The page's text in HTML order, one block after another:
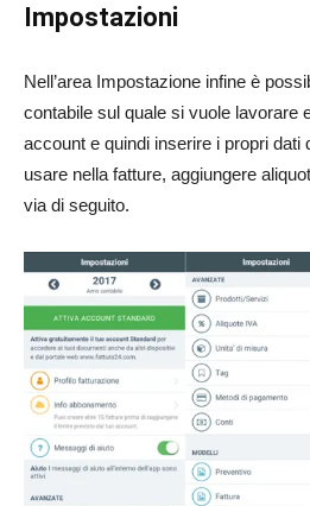
Impostazioni
Nell’area Impostazione infine è
contabile sul quale si vuole lavorare
account e quindi inserire i propri dati
usare nella fatture, aggiungere
via di seguito.